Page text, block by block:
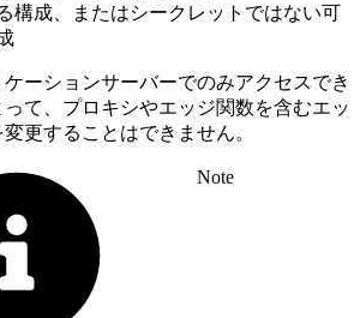
構成、またはシークレットではない可
ーションサーバーでのみアクセスでき
て、プロキシやエッジ関数を含むエッ
更することはできません。
Note